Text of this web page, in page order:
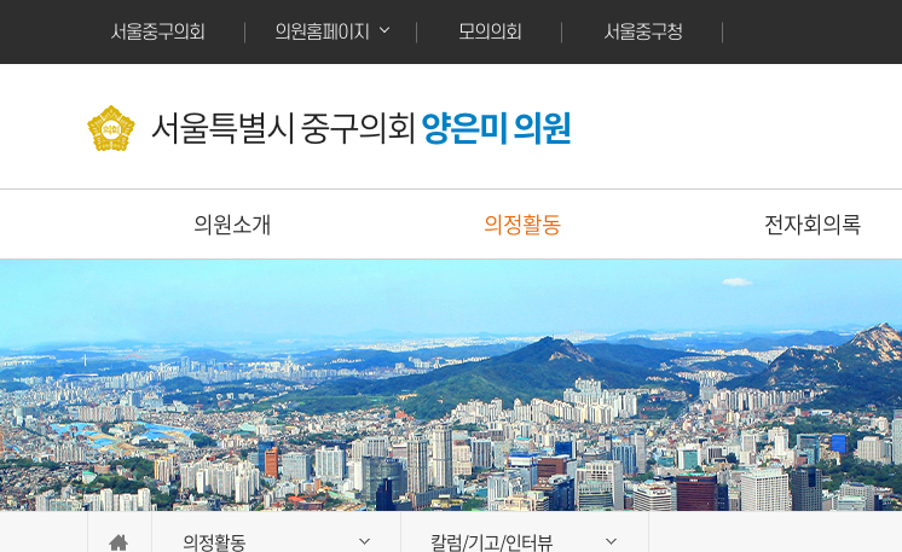
서울중구의회 의원홈페이지 모의의회 서울중구청
서울특별시 중구의회양은미 의원
의원소개 의정활동 전자회의록
의정활동 칼럼/기고/인터뷰